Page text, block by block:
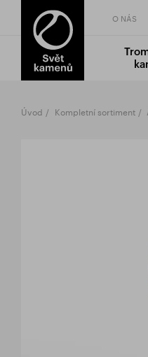
O NÁS
Úvod Kompletní sortiment